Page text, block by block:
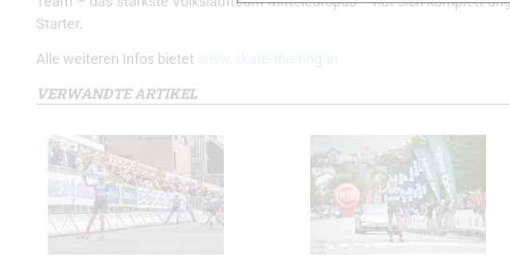
Starter.
Alle weiteren Infos bietet www.skate-the-ring.at
VERWANDTE ARTIKEL